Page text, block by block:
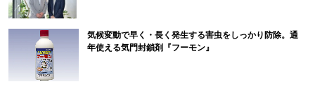
気候変動で早く・長く発生する害虫をしっかり防除。通
年使える気門封鎖剤『フーモン』